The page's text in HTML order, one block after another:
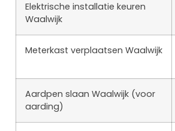
Elektrische installatie keuren
Waalwijk
Meterkast verplaatsen Waalwijk
Aardpen slaan Waalwijk (voor
aarding)